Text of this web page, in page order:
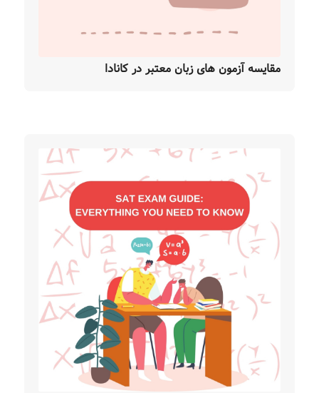
مقایسه آزمون های زبان معتبر در کانادا